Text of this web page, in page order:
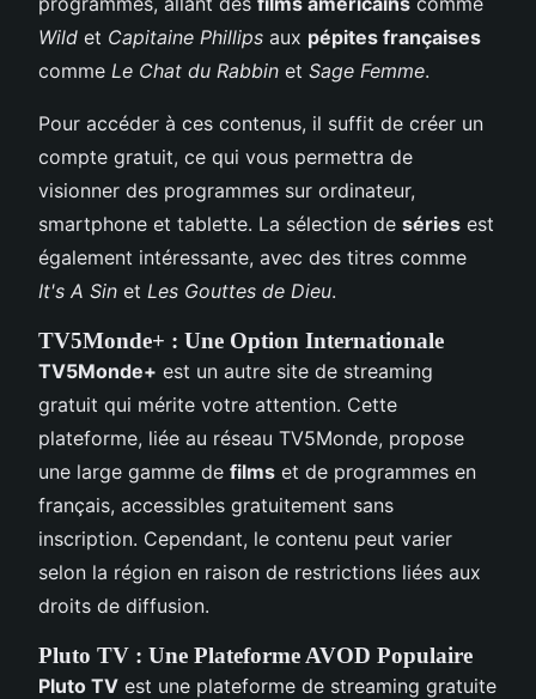
Wild et Capitaine Phillips aux pépites françaises
comme Le Chat du Rabbin et Sage Femme.
Pour accéder à ces contenus, il suffit de créer un
compte gratuit, ce qui vous permettra de
visionner des programmes sur ordinateur,
smartphone et tablette. La sélection de séries est
également intéressante, avec des titres comme
It's A Sin et Les Gouttes de Dieu.
TV5Monde+ : Une Option Internationale
TV5Monde+ est un autre site de streaming
gratuit qui mérite votre attention. Cette
plateforme, liée au réseau TV5Monde, propose
une large gamme de films et de programmes en
français, accessibles gratuitement sans
inscription. Cependant, le contenu peut varier
selon la région en raison de restrictions liées aux
droits de diffusion.
Pluto TV : Une Plateforme AVOD Populaire
Pluto TV est une plateforme de streaming gratuite